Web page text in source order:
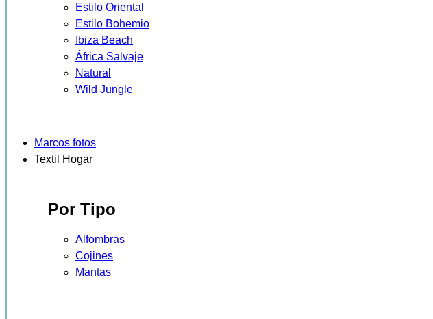
Estilo Oriental
Estilo Bohemio
Ibiza Beach
África Salvaje
Natural
Wild Jungle
Marcos fotos
Textil Hogar
Por Tipo
Alfombras
Cojines
Mantas